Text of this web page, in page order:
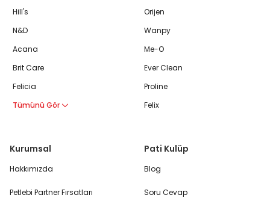
Hill's
N&D
Acana
Brit Care
Felicia
Tümünü Gör
Orijen
Wanpy
Me-O
Ever Clean
Proline
Felix
Kurumsal
Hakkımızda
Petlebi Partner Fırsatları
Pati Kulüp
Blog
Soru Cevap